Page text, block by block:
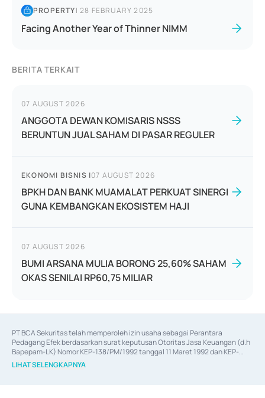
PROPERTY|28 FEBRUARY 2025
Facing Another Year of Thinner NIMM
BERITA TERKAIT
07 AUGUST 2026
ANGGOTA DEWAN KOMISARIS NSSS
BERUNTUN JUAL SAHAM DI PASAR REGULER
EKONOMI BISNIS |07 AUGUST 2026
BPKH DAN BANK MUAMALAT PERKUAT SINERGI
GUNA KEMBANGKAN EKOSISTEM HAJI
07 AUGUST 2026
BUMI ARSANA MULIA BORONG 25,60% SAHAM
OKAS SENILAI RP60,75 MILIAR
PT BCA Sekuritas telah memperoleh izin usaha sebagai Perantara
Pedagang Efek berdasarkan surat keputusan Otoritas Jasa Keuangan (d.h
Bapepam-LK) Nomor KEP-138/PM/1992 tanggal 11 Maret 1992 dan KEP-
06/D.04/2014 tanggal 28 Februari 2014, izin usaha sebagai Penjamin Emisi
Efek berdasarkan surat keputusan Otoritas Jasa Keuangan Nomor KEP-
LIHAT SELENGKAPNYA